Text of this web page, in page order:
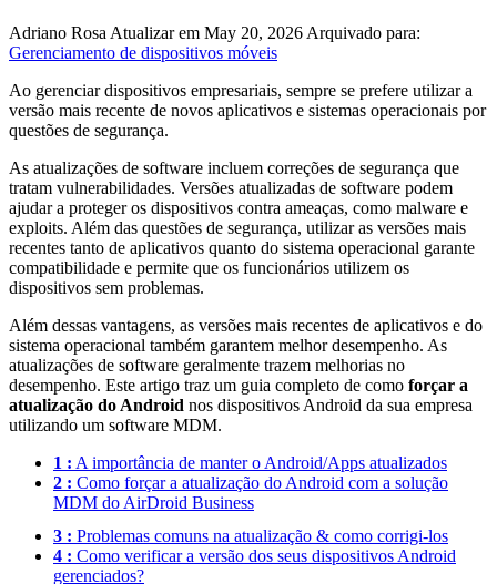
Adriano Rosa Atualizar em May 20, 2026 Arquivado para:
Gerenciamento de dispositivos móveis
Ao gerenciar dispositivos empresariais, sempre se prefere utilizar a
versão mais recente de novos aplicativos e sistemas operacionais por
questões de segurança.
As atualizações de software incluem correções de segurança que
tratam vulnerabilidades. Versões atualizadas de software podem
ajudar a proteger os dispositivos contra ameaças, como malware e
exploits. Além das questões de segurança, utilizar as versões mais
recentes tanto de aplicativos quanto do sistema operacional garante
compatibilidade e permite que os funcionários utilizem os
dispositivos sem problemas.
Além dessas vantagens, as versões mais recentes de aplicativos e do
sistema operacional também garantem melhor desempenho. As
atualizações de software geralmente trazem melhorias no
desempenho. Este artigo traz um guia completo de como forçar a
atualização do Android nos dispositivos Android da sua empresa
utilizando um software MDM.
1 : A importância de manter o Android/Apps atualizados
2 : Como forçar a atualização do Android com a solução
MDM do AirDroid Business
3 : Problemas comuns na atualização & como corrigi-los
4 : Como verificar a versão dos seus dispositivos Android
gerenciados?